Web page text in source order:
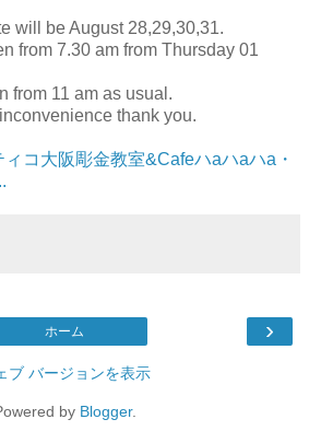
will be August 28,29,30,31.
from 7.30 am from Thursday 01
from 11 am as usual.
thank you.
コ大阪彫金教室&Cafeハaハaハa・
›
ホーム
ブ バージョンを表示
by Blogger.